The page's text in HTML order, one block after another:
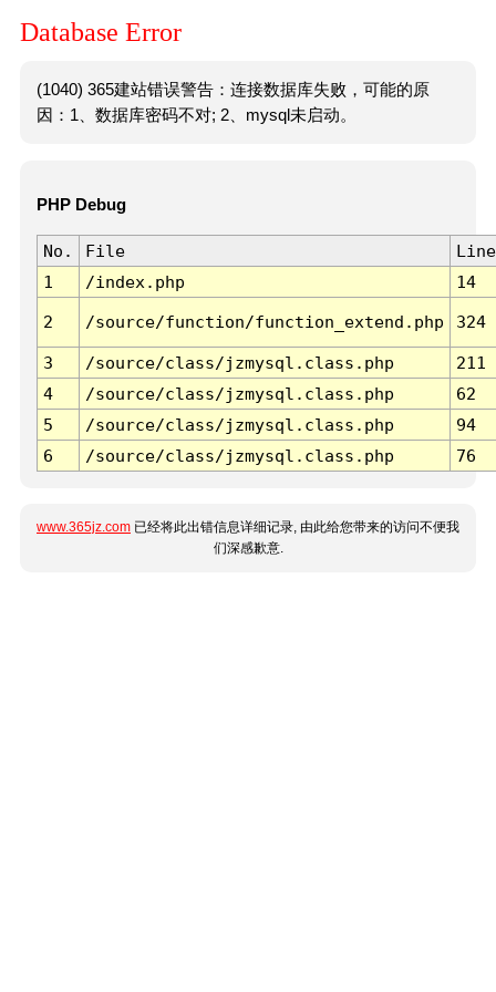
Database Error
(1040) 365建站错误警告：连接数据库失败，可能的原
因：1、数据库密码不对; 2、mysql未启动。
PHP Debug
No. File
Line
1
/index.php 14
2 /source/function/function_extend.php 324
3 /source/class/jzmysql.class.php
211
4
/source/class/jzmysql.class.php
62
5
/source/class/jzmysql.class.php
94
6
/source/class/jzmysql.class.php 76
www.365jz.com 已经将此出错信息详细记录, 由此给您带来的访问不便我
们深感歉意.